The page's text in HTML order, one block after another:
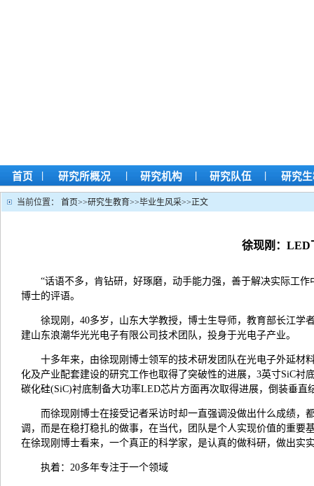
首页 | 研究所概况 | 研究机构 | 研究队伍 | 研究
当前位置： 首页>>研究生教育>>毕业生风采>>正文
徐现刚：LED
“话语不多，肯钻研，好琢磨，动手能力强，善于解决实际工
博士的评语。
徐现刚，40多岁，山东大学教授，博士生导师，教育部长江学
建山东浪潮华光光电子有限公司技术团队，投身于光电子产业。
十多年来，由徐现刚博士领军的技术研发团队在光电子外延材
化及产业配套建设的研究工作也取得了突破性的进展，3英寸SiC
碳化硅(SiC)衬底制备大功率LED芯片方面再次取得进展，倒装垂
而徐现刚博士在接受记者采访时却一直强调没做出什么成绩，
调，而是在稳打稳扎的做事，在当代，团队是个人实现价值的重要
在徐现刚博士看来，一个真正的科学家，是认真的做科研，做出实
执着：20多年专注于一个领域